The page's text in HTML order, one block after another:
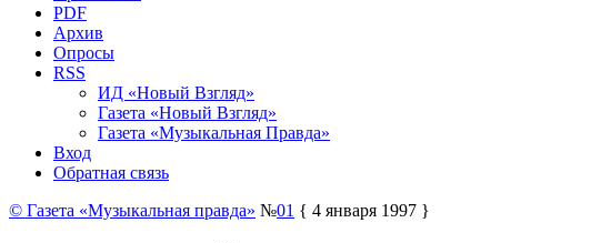
PDF
Архив
Опросы
RSS
ИД «Новый Взгляд»
Газета «Новый Взгляд»
Газета «Музыкальная Правда»
Вход
Обратная связь
© Газета «Музыкальная правда» №01 { 4 января 1997 }